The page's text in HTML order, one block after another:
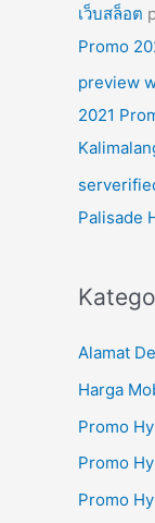
เว็บสล็อต
Promo
preview
2021
Palisade
Alamat
Harga
Promo
Promo
Promo